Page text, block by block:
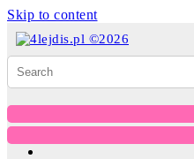
Skip to content